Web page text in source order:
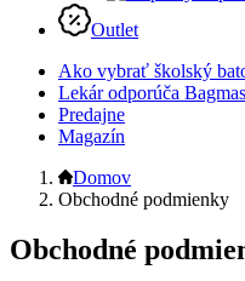
Outlet
Ako vybrať školský
Lekár odporúča
Predajne
Magazín
Domov
Obchodné podmienky
Obchodné